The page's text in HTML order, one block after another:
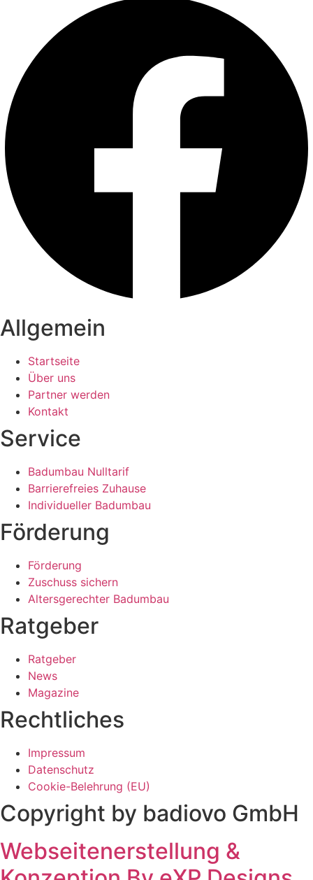
Allgemein
Startseite
Über uns
Partner werden
Kontakt
Service
Badumbau Nulltarif
Barrierefreies Zuhause
Individueller Badumbau
Förderung
Förderung
Zuschuss sichern
Altersgerechter Badumbau
Ratgeber
Ratgeber
News
Magazine
Rechtliches
Impressum
Datenschutz
Cookie-Belehrung (EU)
Copyright by badiovo GmbH
Webseitenerstellung &